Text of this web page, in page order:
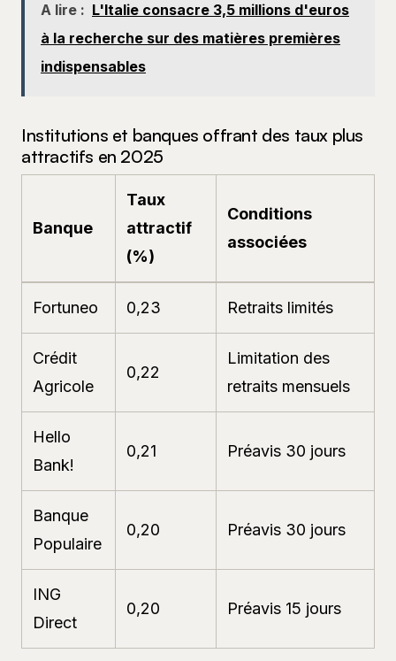
A lire : L'Italie consacre 3,5 millions d'euros
à la recherche sur des matières premières
indispensables
Institutions et banques offrant des taux plus
attractifs en 2025
Banque
Taux
attractif
(%)
Conditions
associées
Fortuneo 0,23 Retraits limités
Crédit
Agricole
0,22
Limitation des
retraits mensuels
Hello
Bank!
0,21 Préavis 30 jours
Banque
Populaire
0,20 Préavis 30 jours
ING
Direct
0,20 Préavis 15 jours